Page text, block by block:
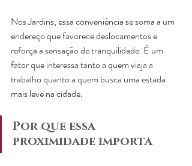
Nos Jardins, essa conveniência se soma a um
endereço que favorece deslocamentos e
reforça a sensação de tranquilidade. É um
fator que interessa tanto a quem viaja a
trabalho quanto a quem busca uma estada
mais leve na cidade.
Por que essa
proximidade importa